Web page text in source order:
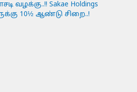
வழக்கு..!! Sakae Holdings
10½ ஆண்டு சிறை..!